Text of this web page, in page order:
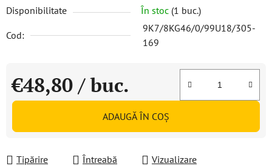
Disponibilitate În stoc (1 buc.)
Cod:
9K7/8KG46/0/99U18/305-
169
€48,80 / buc.
Evaluare preţ:
ADAUGĂ ÎN COŞ
Tipărire Întreabă
Vizualizare